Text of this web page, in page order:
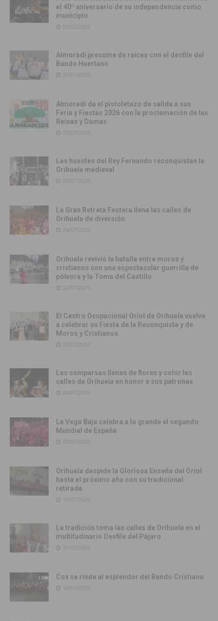
el 40º aniversario de su independencia como
municipio
31/07/2026
Almoradí presume de raíces con el desfile del
Bando Huertano
26/07/2026
Almoradí da el pistoletazo de salida a sus
Feria y Fiestas 2026 con la proclamación de las
Reinas y Damas
25/07/2026
Las huestes del Rey Fernando reconquistan la
Orihuela medieval
25/07/2026
La Gran Retreta Festera llena las calles de
Orihuela de diversión
24/07/2026
Orihuela revivió la batalla entre moros y
cristianos con una espectacular guerrilla de
pólvora y la Toma del Castillo
22/07/2026
El Centro Ocupacional Oriol de Orihuela vuelve
a celebrar su Fiesta de la Reconquista y de
Moros y Cristianos
20/07/2026
Las comparsas llenan de flores y color las
calles de Orihuela en honor a sus patronas
20/07/2026
La Vega Baja celebra a lo grande el segundo
Mundial de España
20/07/2026
Orihuela despide la Gloriosa Enseña del Oriol
hasta el próximo año con su tradicional
retirada
19/07/2026
La tradición toma las calles de Orihuela en el
multitudinario Desfile del Pájaro
19/07/2026
Cox se rinde al esplendor del Bando Cristiano
18/07/2026